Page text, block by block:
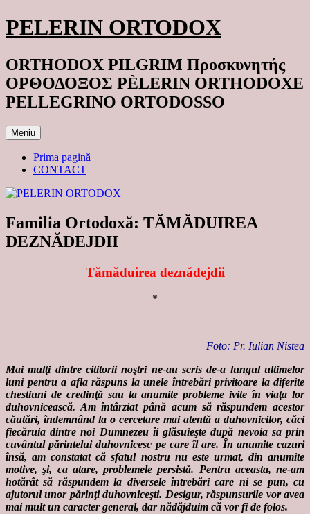
Sari
la
PELERIN ORTODOX
ORTHODOX PILGRIM Προσκυνητής
ΟΡΘΟΔΟΞΟΣ PÈLERIN ORTHODOXE
PELLEGRINO ORTODOSSO
Meniu
Prima pagină
CONTACT
Familia Ortodoxă: TĂMĂDUIREA
DEZNĂDEJDII
Tămăduirea deznădejdii
*
Foto: Pr. Iulian Nistea
Mai mulţi dintre cititorii noştri ne-au scris de-a lungul ultimelor
luni pentru a afla răspuns la unele întrebări privitoare la diferite
chestiuni de credinţă sau la anumite probleme ivite în viaţa lor
duhovnicească. Am întârziat până acum să răspundem acestor
căutări, îndemnând la o cercetare mai atentă a duhovnicilor, căci
fiecăruia dintre noi Dumnezeu îi glăsuieşte după nevoia sa prin
cuvântul părintelui duhovnicesc pe care îl are. În anumite cazuri
însă, am constatat că sfatul nostru nu este urmat, din anumite
motive, şi, ca atare, problemele persistă. Pentru aceasta, ne-am
hotărât să răspundem la diversele întrebări care ni se pun, cu
ajutorul unor părinţi duhovniceşti. Desigur, răspunsurile vor avea
mai mult un caracter general, dar nădăjduim că vor fi de folos.